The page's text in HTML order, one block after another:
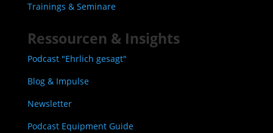
Trainings & Seminare
Ressourcen & Insights
Podcast "Ehrlich gesagt"
Blog & Impulse
Newsletter
Podcast Equipment Guide